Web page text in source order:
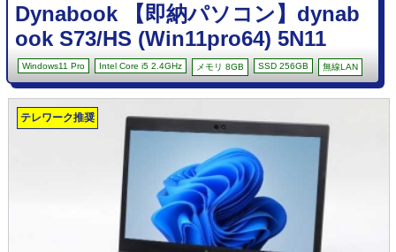
Dynabook 【即納パソコン】dynab
ook S73/HS (Win11pro64) 5N11
Windows11 Pro Intel Core i5 2.4GHz メモリ 8GB SSD 256GB 無線LAN
テレワーク推奨